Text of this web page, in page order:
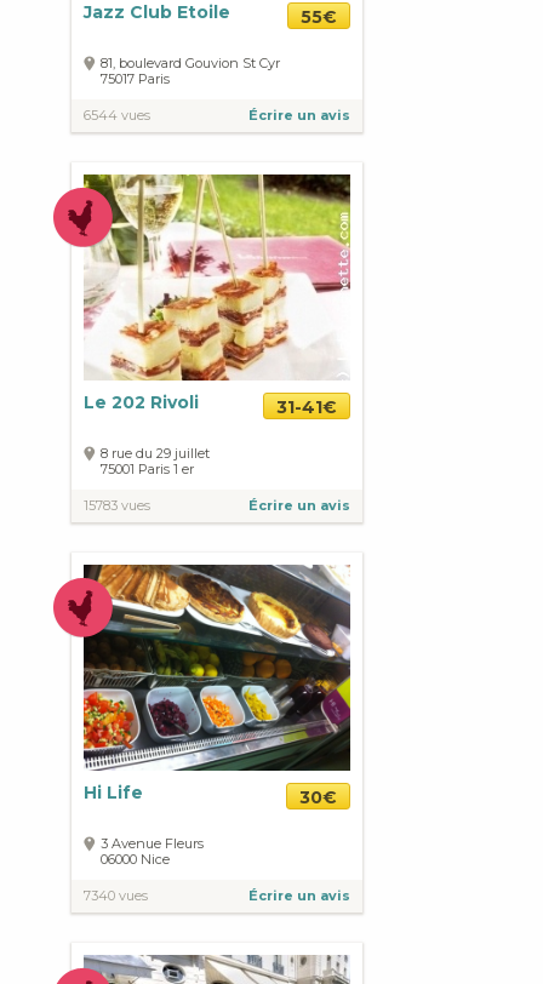
Jazz Club Etoile 55€
81, boulevard Gouvion St Cyr
75017 Paris
6544 vues Écrire un avis
Le 202 Rivoli 31-41€
8 rue du 29 juillet
75001 Paris 1 er
15783 vues Écrire un avis
Hi Life 30€
3 Avenue Fleurs
06000 Nice
7340 vues Écrire un avis